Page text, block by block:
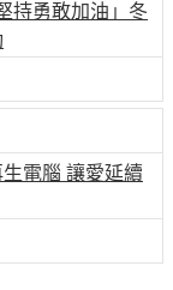
持勇敢加油」冬
電腦 讓愛延續